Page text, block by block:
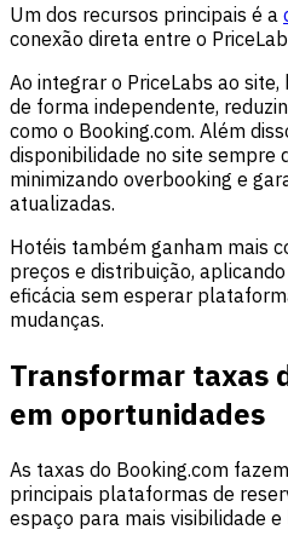
Um dos recursos principais é a
conexão direta entre o
Ao integrar o PriceLabs ao
de forma independente,
como o Booking.com. Além
disponibilidade no site sempre
minimizando overbooking e
atualizadas.
Hotéis também ganham mais
preços e distribuição,
eficácia sem esperar
mudanças.
Transformar taxas
em oportunidades
As taxas do Booking.com
principais plataformas de
espaço para mais visibilidade e